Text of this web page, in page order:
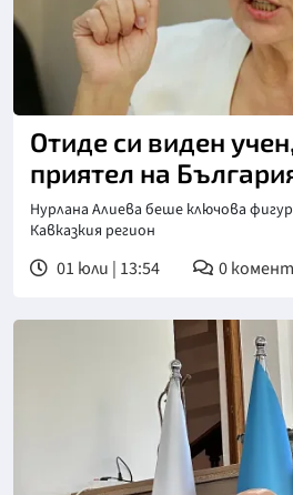
Отиде си виден
приятел на
Нурлана Алиева беше ключова
Кавказкия регион
01 юли | 13:54 0